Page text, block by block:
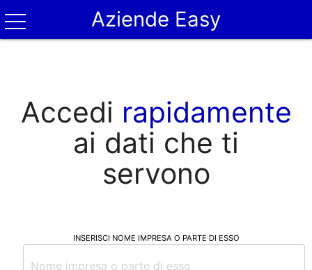
Aziende Easy
Accedi rapidamente
ai dati che ti
servono
INSERISCI NOME IMPRESA O PARTE DI ESSO